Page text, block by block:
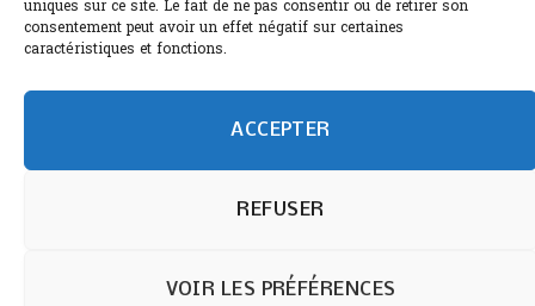
uniques sur ce site. Le fait de ne pas consentir ou de retirer son
consentement peut avoir un effet négatif sur certaines
caractéristiques et fonctions.
ACCEPTER
REFUSER
VOIR LES PRÉFÉRENCES
L'abus d'alcool est dangereux pour la santé.
humain et 0% IA de Paris Bistro Editions - SARL de Presse -
Informations légales etRGPD